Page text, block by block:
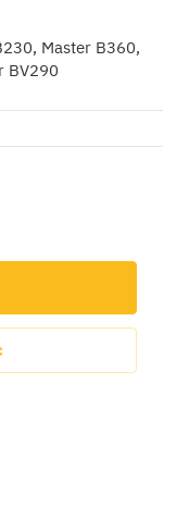
Master B360,
BV290